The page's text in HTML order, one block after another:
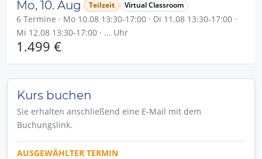
Mo, 10. Aug Teilzeit Virtual Classroom
6 Termine · Mo 10.08 13:30-17:00 · Di 11.08 13:30-17:00 ·
Mi 12.08 13:30-17:00 · ... Uhr
1.499 €
Kurs buchen
Sie erhalten anschließend eine E-Mail mit dem
Buchungslink.
AUSGEWÄHLTER TERMIN